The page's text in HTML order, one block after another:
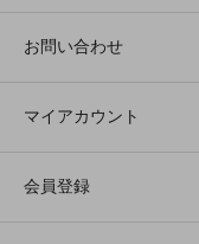
お問い合わせ
マイアカウント
会員登録